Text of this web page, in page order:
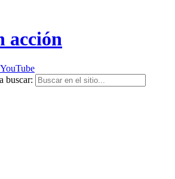
YouTube
buscar: